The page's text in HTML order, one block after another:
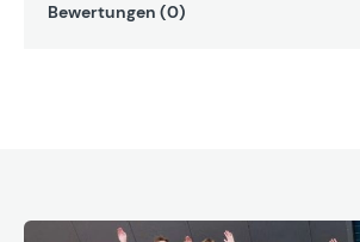
Bewertungen (0)